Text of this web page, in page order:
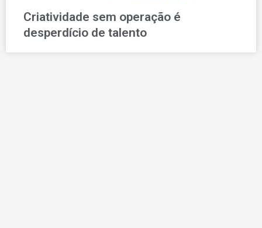
Criatividade sem operação é
desperdício de talento